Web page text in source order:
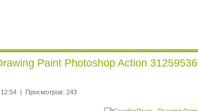
Paint Photoshop Action 31259536
| Просмотров: 243